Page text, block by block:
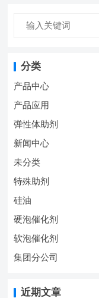
分类
产品中心
产品应用
弹性体助剂
新闻中心
未分类
特殊助剂
硅油
硬泡催化剂
软泡催化剂
集团分公司
近期文章